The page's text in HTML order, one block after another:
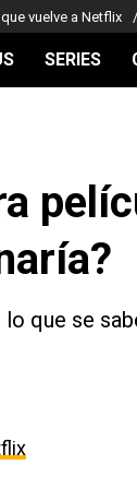
vuelve a Netflix
SERIES
que se